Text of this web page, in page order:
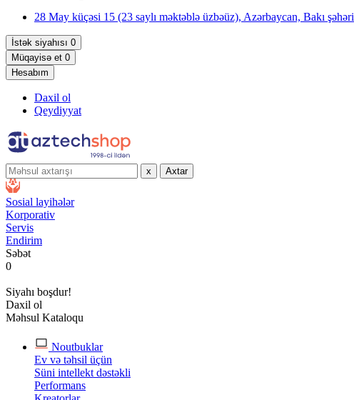
28 May küçəsi 15 (23 saylı məktəblə üzbəüz), Azərbaycan, Bakı şəhəri
İstək siyahısı 0
Müqayisə et 0
Hesabım
Daxil ol
Qeydiyyat
x Axtar
Sosial layihələr
Korporativ
Servis
Endirim
Səbət
0
Siyahı boşdur!
Daxil ol
Məhsul Kataloqu
Noutbuklar
Ev və təhsil üçün
Süni intellekt dəstəkli
Performans